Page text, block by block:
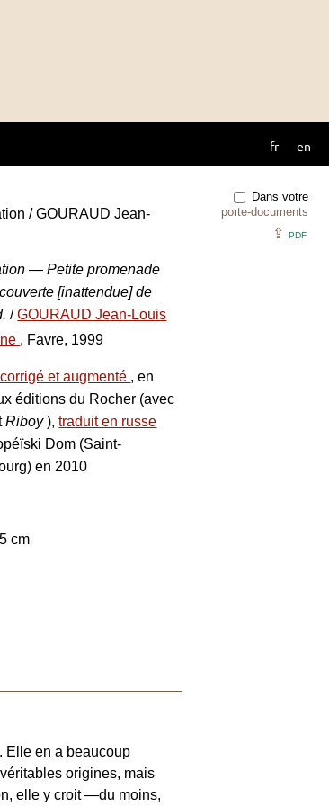
fr en
Dans votre
porte-documents
⇪ PDF
/ GOURAUD Jean-
— Petite promenade
[inattendue] de
/GOURAUD Jean-Louis
, Favre, 1999
et augmenté , en
éditions du Rocher (avec
Riboy),traduit en russe
Dom (Saint-
en 2010
cm
Elle en a beaucoup
origines, mais
elle y croit —du moins,